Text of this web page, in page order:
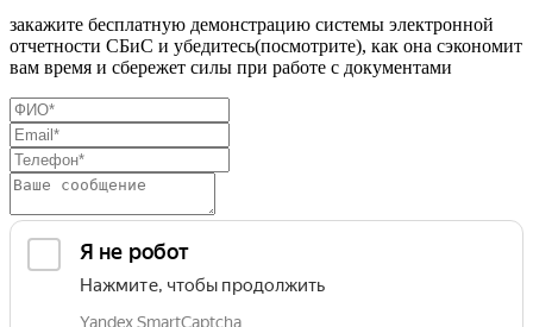
закажите бесплатную демонстрацию системы электронной
отчетности СБиС и убедитесь(посмотрите), как она сэкономит
вам время и сбережет силы при работе с документами